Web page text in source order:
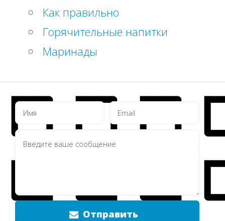
Как правильно
Горячительные напитки
Маринады
Отправить